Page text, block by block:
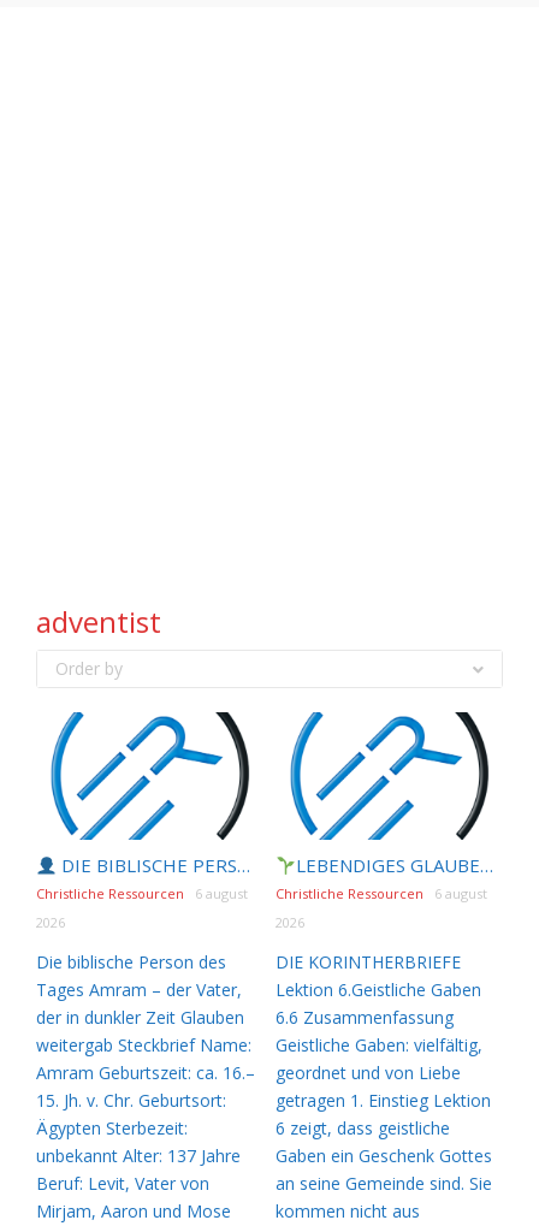
adventist
Order by
DIE BIBLISCHE PERSON DES TAGES | 07.08.2026 |
Christliche Ressourcen
6 august
2026
Die biblische Person des
Tages Amram – der Vater,
der in dunkler Zeit Glauben
weitergab Steckbrief Name:
Amram Geburtszeit: ca. 16.–
15. Jh. v. Chr. Geburtsort:
Ägypten Sterbezeit:
unbekannt Alter: 137 Jahre
Beruf: Levit, Vater von
Mirjam, Aaron und Mose
LEBENDIGES GLAUBENSLEBEN |
Christliche Ressourcen
6 august
2026
DIE KORINTHERBRIEFE
Lektion 6.Geistliche Gaben
6.6 Zusammenfassung
Geistliche Gaben: vielfältig,
geordnet und von Liebe
getragen 1. Einstieg Lektion
6 zeigt, dass geistliche
Gaben ein Geschenk Gottes
an seine Gemeinde sind. Sie
kommen nicht aus